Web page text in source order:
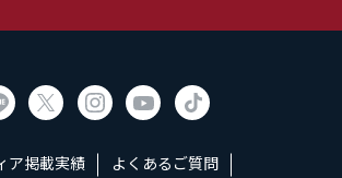
ア掲載実績 よくあるご質問